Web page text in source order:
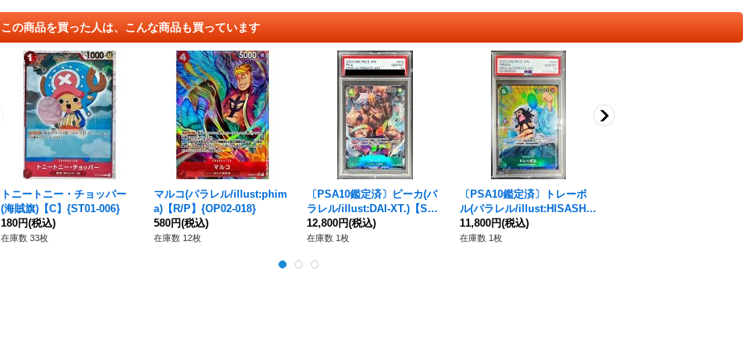
この商品を買った人は、こんな商品も買っています
トニートニー・チョッパー
(海賊旗)【C】{ST01-006}
180円(税込)
在庫数 33枚
マルコ(パラレル/illust:phim
a)【R/P】{OP02-018}
580円(税込)
在庫数 12枚
〔PSA10鑑定済〕ピーカ(パ
ラレル/illust:DAI-XT.)【SR/
P】{OP05-032}
12,800円(税込)
在庫数 1枚
〔PSA10鑑定済〕トレーボ
ル(パラレル/illust:HISASHI
HUJIWARA)【R/P】{OP04-0
30}
11,800円(税込)
在庫数 1枚